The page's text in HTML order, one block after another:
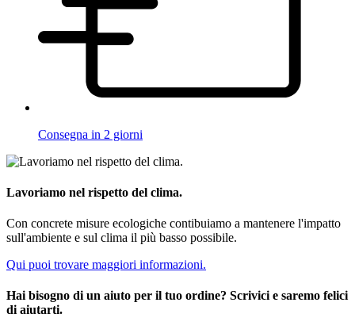
Consegna in 2 giorni
Lavoriamo nel rispetto del clima.
Con concrete misure ecologiche contibuiamo a mantenere l'impatto
sull'ambiente e sul clima il più basso possibile.
Qui puoi trovare maggiori informazioni.
Hai bisogno di un aiuto per il tuo ordine? Scrivici e saremo felici
di aiutarti.